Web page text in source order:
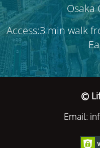
Osaka
Access:3 min walk
©
Email: